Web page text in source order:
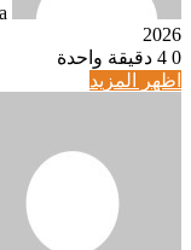
2026
0
دقيقة واحدة
اظهر المزيد